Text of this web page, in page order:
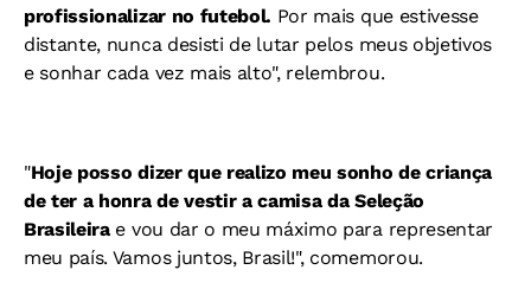
profissionalizar no futebol. Por mais que estivesse
distante, nunca desisti de lutar pelos meus objetivos
e sonhar cada vez mais alto", relembrou.
"Hoje posso dizer que realizo meu sonho de criança
de ter a honra de vestir a camisa da Seleção
Brasileirae vou dar o meu máximo para representar
meu país. Vamos juntos, Brasil!", comemorou.